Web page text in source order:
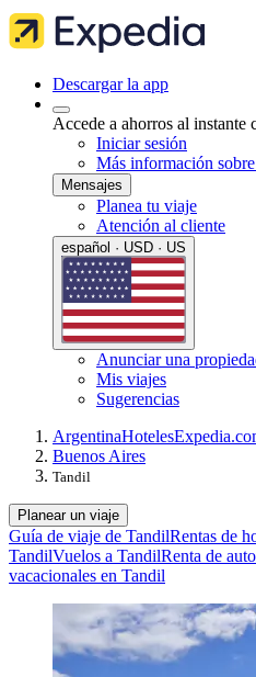
Descargar la app
Accede a ahorros al instante
Iniciar sesión
Más información
Mensajes
Planea tu viaje
Atención al cliente
español · USD · US
Anunciar una
Mis viajes
Sugerencias
ArgentinaHoteles
Buenos Aires
Tandil
Planear un viaje
Guía de viaje de TandilRentas de
TandilVuelos a TandilRenta de
vacacionales en Tandil